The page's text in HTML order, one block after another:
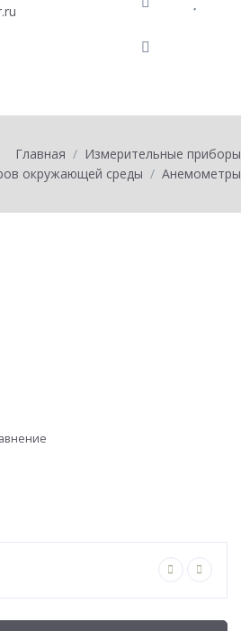
Главная
Измерительные приборы
окружающей среды
Анемометры